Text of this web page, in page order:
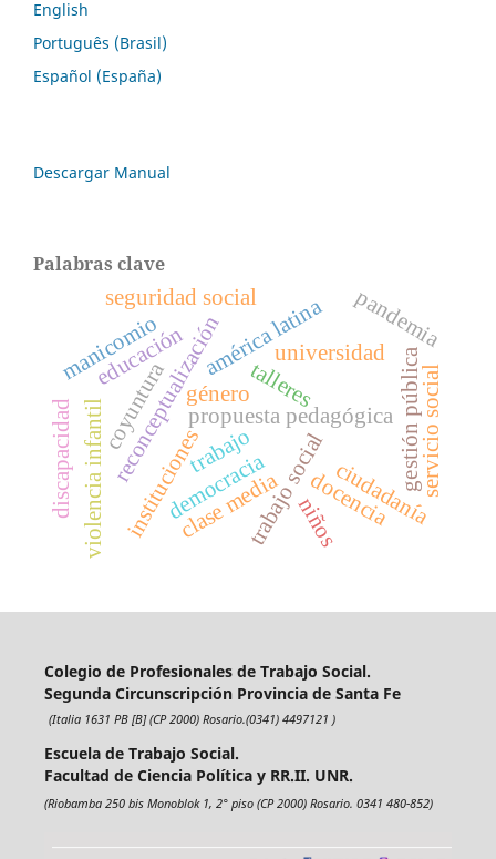
English
Português (Brasil)
Español (España)
Descargar Manual
Palabras clave
talleres
trabajo social
propuesta pedagógica
instituciones
reconceptualizaciónamérica latina
gestión pública
violencia infantil
universidad
educación
docencia
democracia ciudadanía
servicio social
seguridad social
género
manicomio
niños
clase media
pandemia
coyuntura trabajo
discapacidad
Colegio de Profesionales de Trabajo Social.
Segunda Circunscripción Provincia de Santa Fe
(Italia 1631 PB [B] (CP 2000) Rosario.(0341) 4497121 )
Escuela de Trabajo Social.
Facultad de Ciencia Política y RR.II. UNR.
(Riobamba 250 bis Monoblok 1, 2° piso (CP 2000) Rosario. 0341 480-852)